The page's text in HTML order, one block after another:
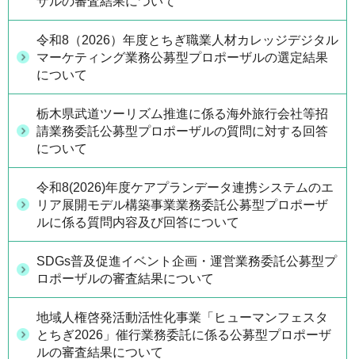
令和8（2026）年度とちぎ職業人材カレッジデジタル
マーケティング業務公募型プロポーザルの選定結果
について
栃木県武道ツーリズム推進に係る海外旅行会社等招
請業務委託公募型プロポーザルの質問に対する回答
について
令和8(2026)年度ケアプランデータ連携システムのエ
リア展開モデル構築事業業務委託公募型プロポーザ
ルに係る質問内容及び回答について
SDGs普及促進イベント企画・運営業務委託公募型プ
ロポーザルの審査結果について
地域人権啓発活動活性化事業「ヒューマンフェスタ
とちぎ2026」催行業務委託に係る公募型プロポーザ
ルの審査結果について